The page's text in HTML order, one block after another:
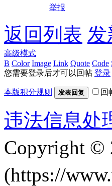
举报
返回列表 发
高级模式
B Color Image Link Quote Code
您需要登录后才可以回帖 登录
本版积分规则 发表回复 回
违法信息处
Copyright ©
(https://